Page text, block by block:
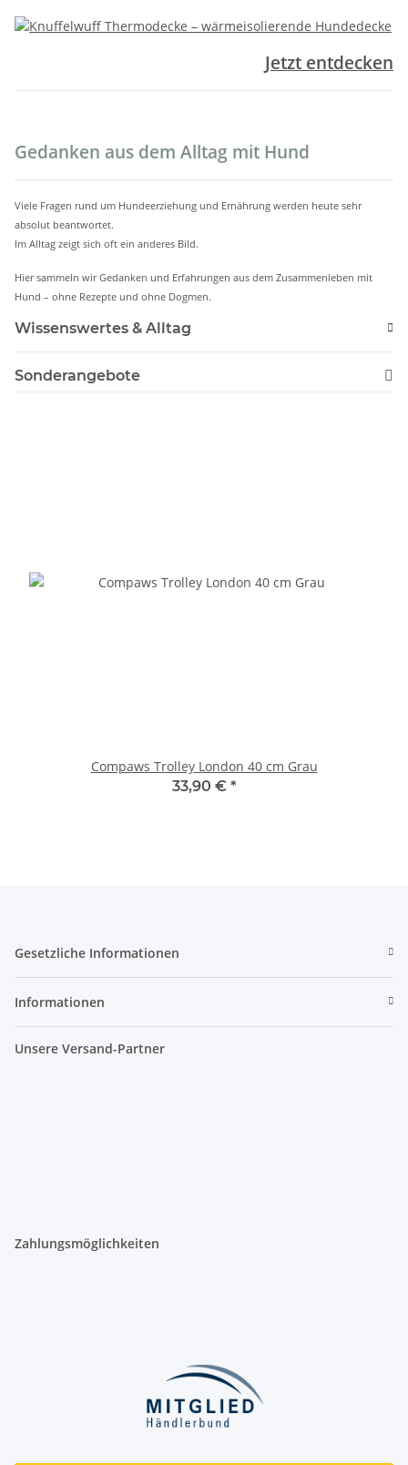
Jetzt entdecken
Gedanken aus dem Alltag mit Hund
Viele Fragen rund um Hundeerziehung und Ernährung werden heute sehr
absolut beantwortet.
Im Alltag zeigt sich oft ein anderes Bild.
Hier sammeln wir Gedanken und Erfahrungen aus dem Zusammenleben mit
Hund – ohne Rezepte und ohne Dogmen.
Wissenswertes & Alltag
Sonderangebote
Compaws Trolley London 40 cm Grau
33,90 € *
Gesetzliche Informationen
Informationen
Unsere Versand-Partner
Zahlungsmöglichkeiten